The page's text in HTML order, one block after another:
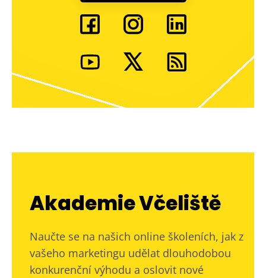
Akademie Včeliště
Naučte se na našich online školeních, jak z
vašeho marketingu udělat dlouhodobou
konkurenční výhodu a oslovit nové